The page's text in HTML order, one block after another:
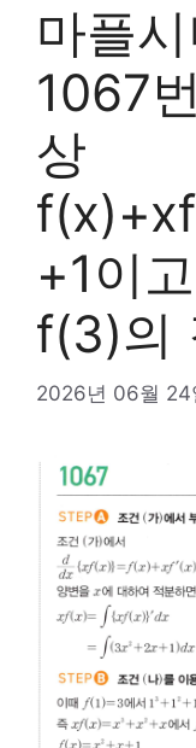
마플
1067
상
+1이
f(3)의
2026년 06월 24